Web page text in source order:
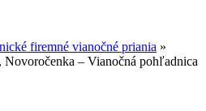
firemné vianočné priania »
– Vianočná pohľadnica